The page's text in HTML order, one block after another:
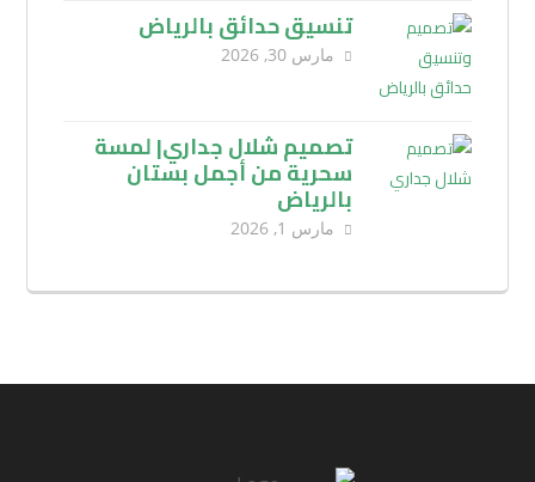
تنسيق حدائق بالرياض
مارس 30, 2026
تصميم شلال جداري| لمسة
سحرية من أجمل بستان
بالرياض
مارس 1, 2026